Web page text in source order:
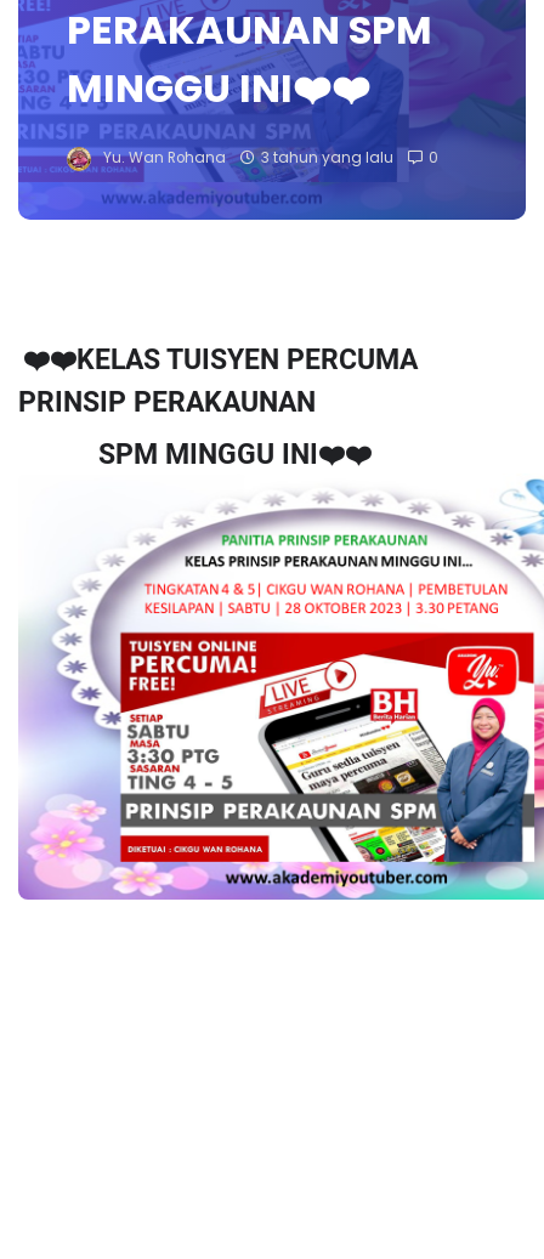
PERAKAUNAN SPM
MINGGU INI❤️❤️
Yu. Wan Rohana 3 tahun yang lalu 0
❤️❤️KELAS TUISYEN PERCUMA
PRINSIP PERAKAUNAN
SPM MINGGU INI❤️❤️